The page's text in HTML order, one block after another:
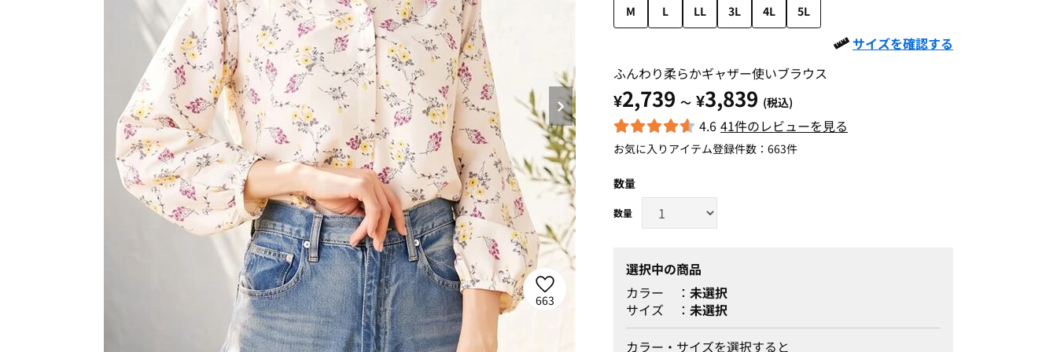
663
M L LL 3L 4L 5L
サイズを確認する
ふんわり柔らかギャザー使いブラウス
¥2,739 ～ ¥3,839 (税込)
4.6 41件のレビューを見る
お気に入りアイテム登録件数： 663件
数量
選択中の商品
カラー
未選択
サイズ
未選択
カラー・サイズを選択すると